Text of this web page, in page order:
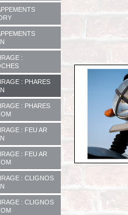
:
: PHARES
: PHARES
: FEU AR
: FEU AR
: CLIGNOS
: CLIGNOS